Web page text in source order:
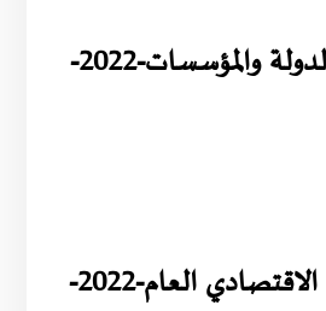
حقــوق-قانون الدولة والمؤسسات-2022-
حقــوق-القانون الاقتصادي العام-2022-